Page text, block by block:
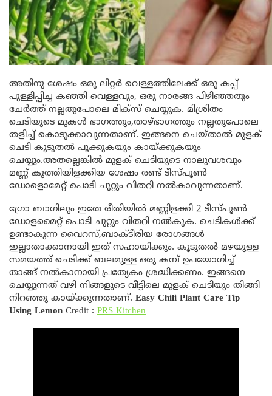
അതിനു ശേഷം ഒരു ലിറ്റർ വെള്ളത്തിലേക്ക് ഒരു കപ്പ്
പുള്ളിപ്പിച്ച കഞ്ഞി വെള്ളവും, ഒരു നാരങ്ങ പിഴിഞ്ഞതും
ചേർത്ത് നല്ലതുപോലെ മിക്സ് ചെയ്യുക. മിശ്രിതം
ചെടിയുടെ മുകൾ ഭാഗത്തും,താഴ്ഭാഗത്തും നല്ലതുപോലെ
തളിച്ച് കൊടുക്കാവുന്നതാണ്. ഇങ്ങനെ ചെയ്താൽ മുളക്
ചെടി കൂടുതൽ പൂക്കുകയും കായ്ക്കുകയും
ചെയ്യും.അതല്ലെങ്കിൽ മുളക് ചെടിയുടെ നാലുവശവും
മണ്ണ് കുത്തിയിളക്കിയ ശേഷം രണ്ട് ടീസ്പൂൺ
ഡോളൊമേറ്റ് പൊടി ചുറ്റും വിതറി നൽകാവുന്നതാണ്.
ഗ്രോ ബാഗിലും ഇതേ രീതിയിൽ മണ്ണിളക്കി 2 ടീസ്പൂൺ
ഡോളമൈറ്റ് പൊടി ചുറ്റും വിതറി നൽകുക. ചെടികൾക്ക്
ഉണ്ടാകുന്ന വൈറസ്,ബാക്ടീരിയ രോഗങ്ങൾ
ഇല്ലാതാക്കാനായി ഇത് സഹായിക്കും. കൂടുതൽ മഴയുള്ള
സമയത്ത് ചെടിക്ക് ബലമുള്ള ഒരു കമ്പ് ഉപയോഗിച്ച്
താങ്ങ് നൽകാനായി പ്രത്യേകം ശ്രദ്ധിക്കണം. ഇങ്ങനെ
ചെയ്യുന്നത് വഴി നിങ്ങളുടെ വീട്ടിലെ മുളക് ചെടിയും തിങ്ങി
നിറഞ്ഞു കായ്ക്കുന്നതാണ്. Easy Chili Plant Care Tip
Using Lemon Credit : PRS Kitchen